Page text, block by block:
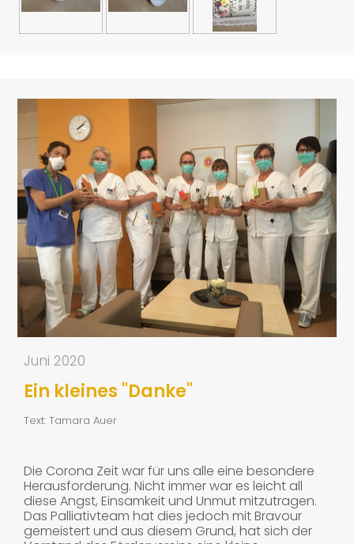
Juni 2020
Ein kleines "Danke"
Text: Tamara Auer
Die Corona Zeit war für uns alle eine besondere
Herausforderung. Nicht immer war es leicht all
diese Angst, Einsamkeit und Unmut mitzutragen.
Das Palliativteam hat dies jedoch mit Bravour
gemeistert und aus diesem Grund, hat sich der